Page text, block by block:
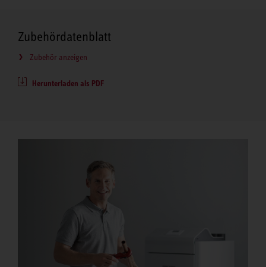
Zubehördatenblatt
Zubehör anzeigen
Herunterladen als PDF